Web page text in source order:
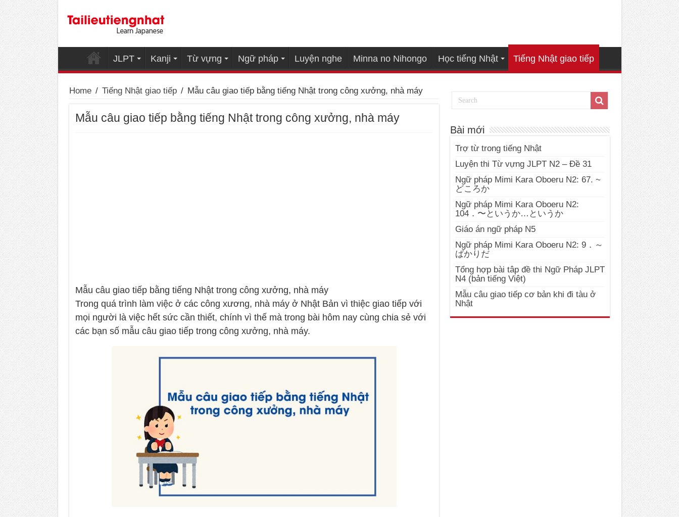
JLPT Kanji Từ vựng Ngữ pháp Luyện nghe Minna no Nihongo Học tiếng Nhật Tiếng Nhật giao tiếp
Home / Tiếng Nhật giao tiếp / Mẫu câu giao tiếp bằng tiếng Nhật trong công xưởng, nhà máy
Mẫu câu giao tiếp bằng tiếng Nhật trong công xưởng, nhà máy
Mẫu câu giao tiếp bằng tiếng Nhật trong công xưởng, nhà máy
Trong quá trình làm việc ở các công xương, nhà máy ở Nhật Bản vì thiệc giao tiếp với
mọi người là việc hết sức cần thiết, chính vì thế mà trong bài hôm nay cùng chia sẻ với
các bạn số mẫu câu giao tiếp trong công xưởng, nhà máy.
Bài mới
Trợ từ trong tiếng Nhật
Luyện thi Từ vựng JLPT N2 – Đề 31
Ngữ pháp Mimi Kara Oboeru N2: 67. ~
どころか
Ngữ pháp Mimi Kara Oboeru N2:
104．〜というか…というか
Giáo án ngữ pháp N5
Ngữ pháp Mimi Kara Oboeru N2: 9．～
ばかりだ
Tổng hợp bài tâp đề thi Ngữ Pháp JLPT
N4 (bản tiếng Việt)
Mẫu câu giao tiếp cơ bản khi đi tàu ở
Nhật